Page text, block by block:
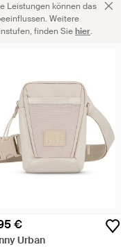
Leistungen können das
Weitere
finden Siehier.
€
Urban